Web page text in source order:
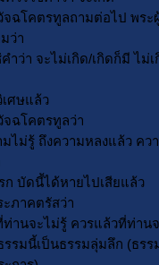
ตรทูลถามต่อไป พระผู้
ว่า
จะไม่เกิด/เกิดก็มี ไม่เกิ
ศษแล้ว
คตรทูลว่า
ถึงความหลงแล้ว ควา
ก บัดนี้ได้หายไปเสียแล้ว
คตรัสว่า
ะไม่รู้ ควรแล้วที่ท่านจ
นี้เป็นธรรมลุ่มลึก (ธรร